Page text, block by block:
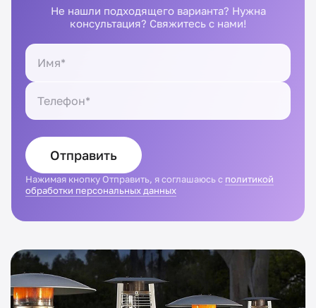
Не нашли подходящего варианта? Нужна
консультация? Свяжитесь с нами!
Отправить
Нажимая кнопку Отправить, я соглашаюсь с политикой
обработки персональных данных